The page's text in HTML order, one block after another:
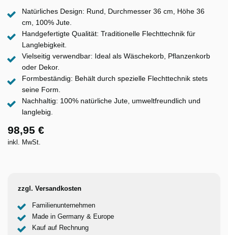
Natürliches Design: Rund, Durchmesser 36 cm, Höhe 36
cm, 100% Jute.
Handgefertigte Qualität: Traditionelle Flechttechnik für
Langlebigkeit.
Vielseitig verwendbar: Ideal als Wäschekorb, Pflanzenkorb
oder Dekor.
Formbeständig: Behält durch spezielle Flechttechnik stets
seine Form.
Nachhaltig: 100% natürliche Jute, umweltfreundlich und
langlebig.
98,95 €
inkl. MwSt.
zzgl. Versandkosten
Familienunternehmen
Made in Germany & Europe
Kauf auf Rechnung